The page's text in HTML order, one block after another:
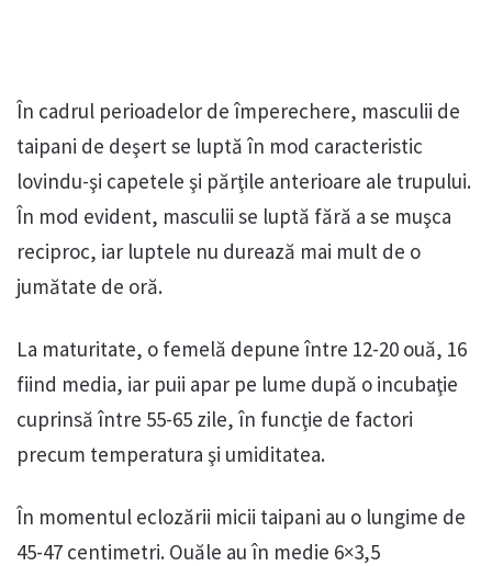
În cadrul perioadelor de împerechere, masculii de
taipani de deşert se luptă în mod caracteristic
lovindu-şi capetele şi părţile anterioare ale trupului.
În mod evident, masculii se luptă fără a se muşca
reciproc, iar luptele nu durează mai mult de o
jumătate de oră.
La maturitate, o femelă depune între 12-20 ouă, 16
fiind media, iar puii apar pe lume după o incubaţie
cuprinsă între 55-65 zile, în funcţie de factori
precum temperatura şi umiditatea.
În momentul eclozării micii taipani au o lungime de
45-47 centimetri. Ouăle au în medie 6×3,5